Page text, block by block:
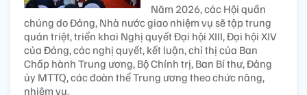
Năm 2026, các Hội quần
chúng do Đảng, Nhà nước giao nhiệm vụ sẽ tập trung
quán triệt, triển khai Nghị quyết Đại hội XIII, Đại hội XIV
của Đảng, các nghị quyết, kết luận, chỉ thị của Ban
Chấp hành Trung ương, Bộ Chính trị, Ban Bí thư, Đảng
ủy MTTQ, các đoàn thể Trung ương theo chức năng,
nhiệm vụ.